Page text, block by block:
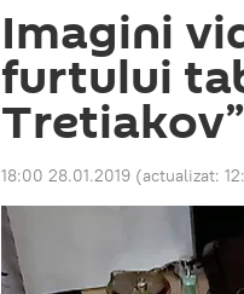
Imagini
furtului
18:00 28.01.2019 (actualizat: